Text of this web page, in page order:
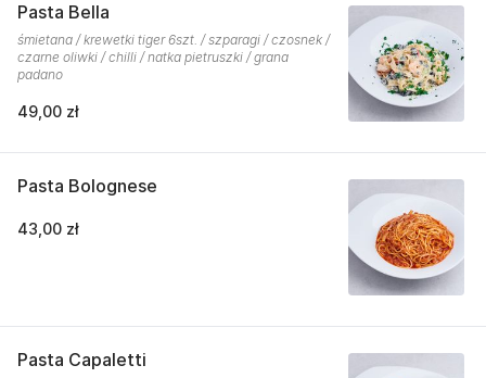
Pasta Bella
śmietana / krewetki tiger 6szt. / szparagi / czosnek /
czarne oliwki / chilli / natka pietruszki / grana
padano
49,00 zł
Pasta Bolognese
43,00 zł
Pasta Capaletti